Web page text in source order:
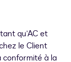
qu’AC et
le Client
conformité à la